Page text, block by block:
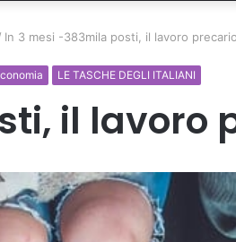
In 3 mesi -383mila posti, il lavoro
LE TASCHE DEGLI ITALIANI
il lavoro